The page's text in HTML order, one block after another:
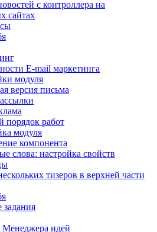
с контроллера на
сайтах
E-mail маркетинга
модуля
версия письма
порядок работ
модуля
компонента
слова: настройка свойств
тизеров в верхней части
задания
идей